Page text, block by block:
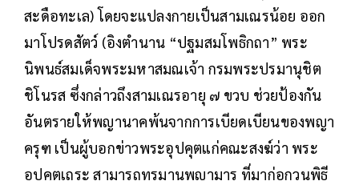
สะดือทะเล) โดยจะแปลงกายเป็นสามเณรน้อย ออก
มาโปรดสัตว์ (อิงตำนาน “ปฐมสมโพธิกถา” พระ
นิพนธ์สมเด็จพระมหาสมณเจ้า กรมพระปรมานุชิต
ชิโนรส ซึ่งกล่าวถึงสามเณรอายุ ๗ ขวบ ช่วยป้องกัน
อันตรายให้พญานาคพ้นจากการเบียดเบียนของพญา
ครุฑ เป็นผู้บอกข่าวพระอุปคุตแก่คณะสงฆ์ว่า พระ
อุปคุตเถระ สามารถทรมานพญามาร ที่มาก่อกวนพิธี